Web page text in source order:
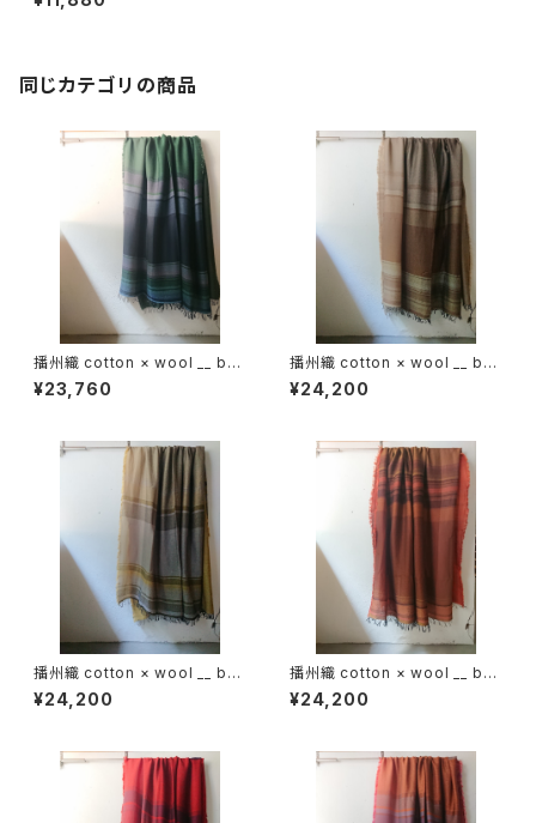
同じカテゴリの商品
播州織 cotton × wool __ bor
der 220-120 虫時雨GK
¥23,760
播州織 cotton × wool __ bor
der 220-120 枯野GK
¥24,200
播州織 cotton × wool __ bor
der 220-120 花灯路GK
¥24,200
播州織 cotton × wool __ bor
der 220-120 落葉GK
¥24,200